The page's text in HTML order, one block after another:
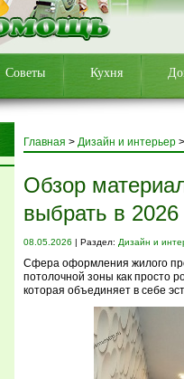
Советы Кухня
Главная > Дизайн и интерьер >
Обзор
выбрать в 2026
08.05.2026 | Раздел: Дизайн и
Сфера оформления жилого
потолочной зоны как просто
которая объединяет в себе